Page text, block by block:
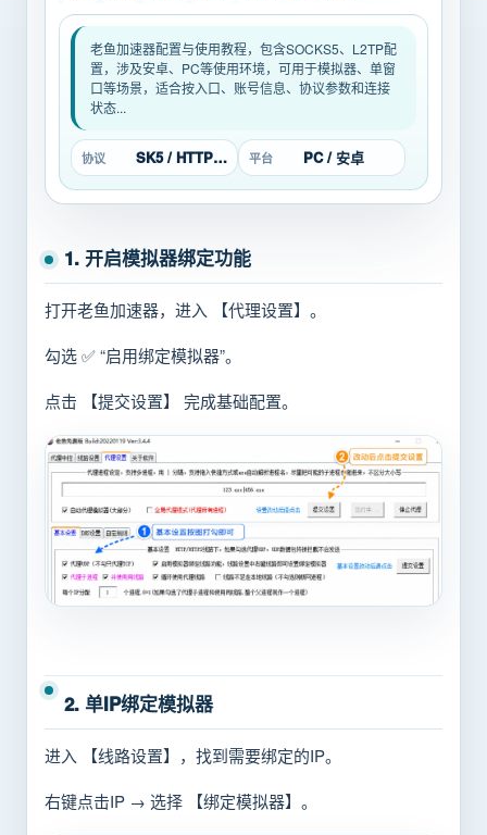
老鱼加速器配置与使用教程，包含SOCKS5、L2TP配
置，涉及安卓、PC等使用环境，可用于模拟器、单窗
口等场景，适合按入口、账号信息、协议参数和连接
状态...
协议 SK5 / HTTP / L2TP 平台 PC / 安卓
1. 开启模拟器绑定功能
打开老鱼加速器，进入 【代理设置】。
勾选 ✅ “启用绑定模拟器”。
点击 【提交设置】 完成基础配置。
2. 单IP绑定模拟器
进入 【线路设置】，找到需要绑定的IP。
右键点击IP → 选择 【绑定模拟器】。